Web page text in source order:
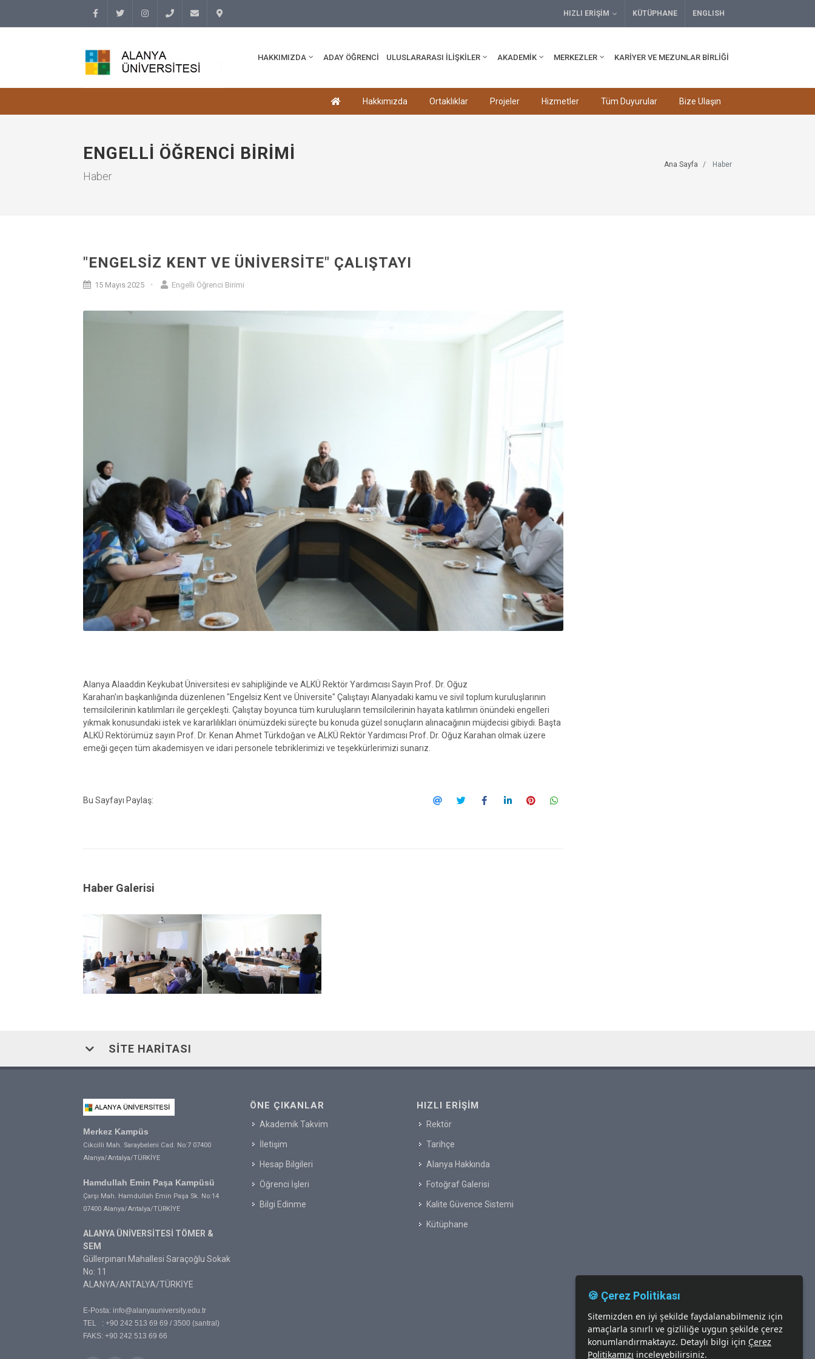
242)
HIZLI ERIŞIM KÜTÜPHANE ENGLISH
HAKKIMIZDA ADAY ÖĞRENCİ ULUSLARARASI İLİŞKİLER AKADEMİK MERKEZLER KARIYER VE MEZUNLAR BIRLIĞI
Hakkımızda Ortaklıklar Projeler Hizmetler Tüm Duyurular Bize Ulaşın
ENGELLI ÖĞRENCI BIRIMI
Haber
Ana Sayfa Haber
"ENGELSIZ KENT VE ÜNIVERSITE" ÇALIŞTAYI
15 Mayıs 2025 Engelli Öğrenci Birimi
Alanya Alaaddin Keykubat Üniversitesi ev sahipliğinde ve ALKÜ Rektör Yardımcısı Sayın Prof. Dr. Oğuz
Karahan'ın başkanlığında düzenlenen "Engelsiz Kent ve Üniversite" Çalıştayı Alanyadaki kamu ve sivil toplum kuruluşlarının
temsilcilerinin katılımları ile gerçekleşti. Çalıştay boyunca tüm kuruluşların temsilcilerinin hayata katılımın önündeki engelleri
yıkmak konusundaki istek ve kararlılıkları önümüzdeki süreçte bu konuda güzel sonuçların alınacağının müjdecisi gibiydi. Başta
ALKÜ Rektörümüz sayın Prof. Dr. Kenan Ahmet Türkdoğan ve ALKÜ Rektör Yardımcısı Prof. Dr. Oğuz Karahan olmak üzere
emeği geçen tüm akademisyen ve idari personele tebriklerimizi ve teşekkürlerimizi sunarız.
Bu Sayfayı Paylaş:
Haber Galerisi
SITE HARITASI
Merkez Kampüs
Cikcilli Mah. Saraybeleni Cad. No:7 07400
Alanya/Antalya/TÜRKİYE
Hamdullah Emin Paşa Kampüsü
Çarşı Mah. Hamdullah Emin Paşa Sk. No:14
07400 Alanya/Antalya/TÜRKİYE
ALANYA ÜNİVERSİTESİ TÖMER &
SEM
Güllerpınarı Mahallesi Saraçoğlu Sokak
No: 11
ALANYA/ANTALYA/TÜRKİYE
E-Posta: info@alanyauniversity.edu.tr
TEL : +90 242 513 69 69 / 3500 (santral)
FAKS: +90 242 513 69 66
ÖNE ÇIKANLAR
Akademik Takvim
İletişim
Hesap Bilgileri
Öğrenci İşleri
Bilgi Edinme
HIZLI ERIŞIM
Rektör
Tarihçe
Alanya Hakkında
Fotoğraf Galerisi
Kalite Güvence Sistemi
Kütüphane
🍪 Çerez Politikası
Sitemizden en iyi şekilde faydalanabilmeniz için
amaçlarla sınırlı ve gizliliğe uygun şekilde çerez
konumlandırmaktayız. Detaylı bilgi için Çerez
Politikamızı inceleyebilirsiniz.